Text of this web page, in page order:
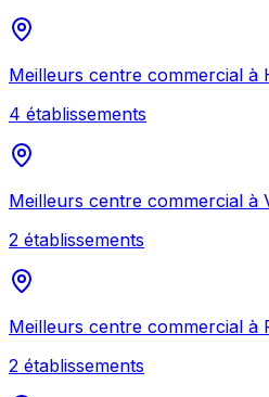
Meilleurs centre commercial à
4 établissements
Meilleurs centre commercial à
2 établissements
Meilleurs centre commercial à
2 établissements